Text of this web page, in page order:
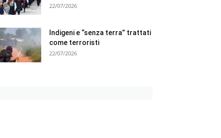
22/07/2026
Indigeni e “senza terra” trattati
come terroristi
22/07/2026